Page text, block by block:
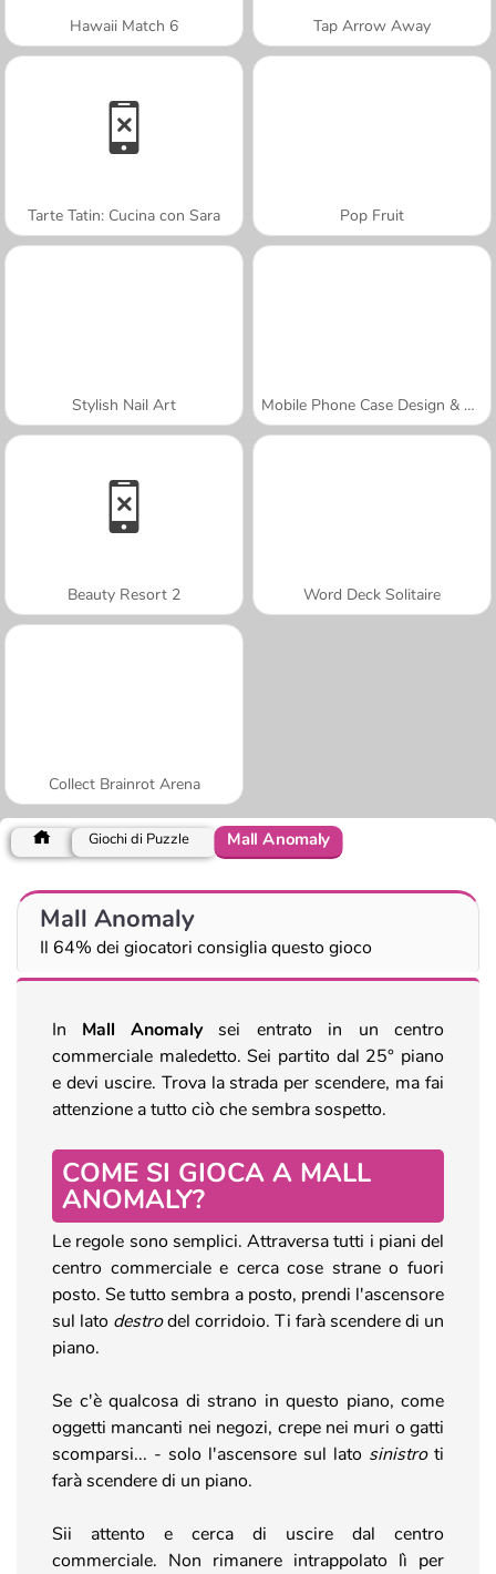
Hawaii Match 6 Tap Arrow Away
Tarte Tatin: Cucina con Sara Pop Fruit
Stylish Nail Art Mobile Phone Case Design & DIY
Beauty Resort 2 Word Deck Solitaire
Collect Brainrot Arena
Giochi di Puzzle Mall Anomaly
Mall Anomaly
Il 64% dei giocatori consiglia questo gioco
In Mall Anomalysei entrato in un centro
commerciale maledetto. Sei partito dal 25° piano
e devi uscire. Trova la strada per scendere, ma fai
attenzione a tutto ciò che sembra sospetto.
COME SI GIOCA A MALL
ANOMALY?
Le regole sono semplici. Attraversa tutti i piani del
centro commerciale e cerca cose strane o fuori
posto. Se tutto sembra a posto, prendi l'ascensore
sul lato destrodel corridoio. Ti farà scendere di un
piano.
Se c'è qualcosa di strano in questo piano, come
oggetti mancanti nei negozi, crepe nei muri o gatti
scomparsi... - solo l'ascensore sul lato sinistroti
farà scendere di un piano.
Sii attento e cerca di uscire dal centro
commerciale. Non rimanere intrappolato lì per